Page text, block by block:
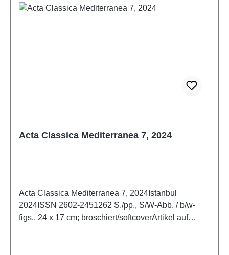
Acta Classica Mediterranea 7, 2024
Acta Classica Mediterranea 7, 2024Istanbul
2024ISSN 2602-2451262 S./pp., S/W-Abb. / b/w-
figs., 24 x 17 cm; broschiert/softcoverArtikel auf